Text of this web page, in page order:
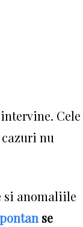
Cele
nu
si anomaliile
se